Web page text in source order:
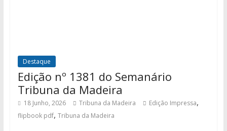
Destaque
Edição nº 1381 do Semanário
Tribuna da Madeira
18 Junho, 2026 Tribuna da Madeira Edição Impressa,
flipbook pdf, Tribuna da Madeira